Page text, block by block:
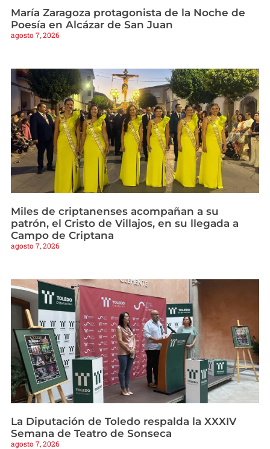
María Zaragoza protagonista de la Noche de
Poesía en Alcázar de San Juan
agosto 7, 2026
Miles de criptanenses acompañan a su
patrón, el Cristo de Villajos, en su llegada a
Campo de Criptana
agosto 7, 2026
La Diputación de Toledo respalda la XXXIV
Semana de Teatro de Sonseca
agosto 7, 2026